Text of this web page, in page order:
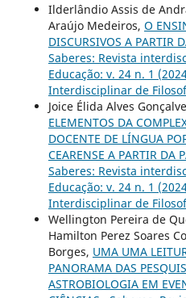
Ilderlândio Assis de
Araújo Medeiros, O
DISCURSIVOS A PARTIR
Saberes: Revista
Educação: v. 24 n. 1
Interdisciplinar de
Joice Élida Alves
ELEMENTOS DA
DOCENTE DE LÍNGUA
CEARENSE A PARTIR DA
Saberes: Revista
Educação: v. 24 n. 1
Interdisciplinar de
Wellington Pereira de
Hamilton Perez Soares
Borges, UMA UMA
PANORAMA DAS
ASTROBIOLOGIA EM